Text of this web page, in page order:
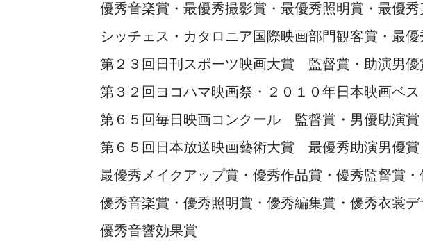
優秀音楽賞・最優秀撮影賞・最優秀照明賞・最優
シッチェス・カタロニア国際映画部門観客賞・最優
第２３回日刊スポーツ映画大賞 監督賞・助演男優
第３２回ヨコハマ映画祭・２０１０年日本映画ベ
第６５回毎日映画コンクール 監督賞・男優助演賞
第６５回日本放送映画藝術大賞 最優秀助演男優賞
最優秀メイクアップ賞・優秀作品賞・優秀監督賞
優秀音楽賞・優秀照明賞・優秀編集賞・優秀衣裳
優秀音響効果賞